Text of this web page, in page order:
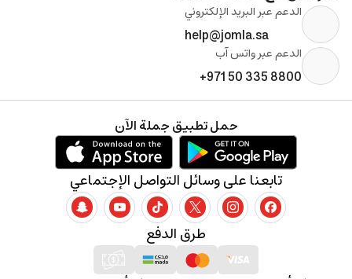
الدعم عبر البريد الإلكتروني
help@jomla.sa
الدعم عبر واتس آب
+971 50 335 8800
طرق الدفع
تابعنا على وسائل التواصل الإجتماعي
حمل تطبيق جملة الآن